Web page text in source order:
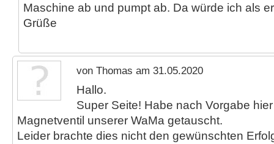
Maschine ab und pumpt ab. Da würde ich als
Grüße
von Thomas am 31.05.2020
Hallo.
Super Seite! Habe nach Vorgabe
Magnetventil unserer WaMa getauscht.
Leider brachte dies nicht den gewünschten